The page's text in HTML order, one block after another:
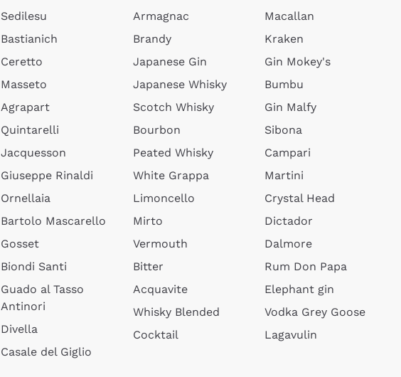
Sedilesu
Bastianich
Ceretto
Masseto
Agrapart
Quintarelli
Jacquesson
Giuseppe Rinaldi
Ornellaia
Bartolo Mascarello
Gosset
Biondi Santi
Guado al Tasso
Antinori
Divella
Casale del Giglio
Armagnac
Brandy
Japanese Gin
Japanese Whisky
Scotch Whisky
Bourbon
Peated Whisky
White Grappa
Limoncello
Mirto
Vermouth
Bitter
Acquavite
Whisky Blended
Cocktail
Macallan
Kraken
Gin Mokey's
Bumbu
Gin Malfy
Sibona
Campari
Martini
Crystal Head
Dictador
Dalmore
Rum Don Papa
Elephant gin
Vodka Grey Goose
Lagavulin